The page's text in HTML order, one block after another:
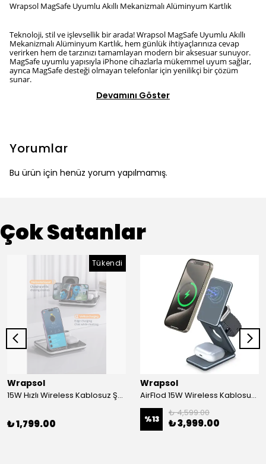
Wrapsol MagSafe Uyumlu Akıllı Mekanizmalı Alüminyum Kartlık
Teknoloji, stil ve işlevsellik bir arada! Wrapsol MagSafe Uyumlu Akıllı
Mekanizmalı Alüminyum Kartlık, hem günlük ihtiyaçlarınıza cevap
verirken hem de tarzınızı tamamlayan modern bir aksesuar sunuyor.
MagSafe uyumlu yapısıyla iPhone cihazlarla mükemmel uyum sağlar,
ayrıca MagSafe desteği olmayan telefonlar için yenilikçi bir çözüm
sunar.
Devamını Göster
Yorumlar
Bu ürün için henüz yorum yapılmamış.
Çok Satanlar
Tükendi
Wrapsol
15W Hızlı Wireless Kablosuz Şarj Standı 4 in 1 Masaüstü İstasyon -iPhone-android-watch-airpods Uyumlu
₺ 1,799.00
Wrapsol
AirFlod 15W Wireless Kablosuz Şarj Standı Alüminyum Katlanabilir 3in1 iPhone-android-watch-airpods
%13
₺ 4,599.00
₺ 3,999.00